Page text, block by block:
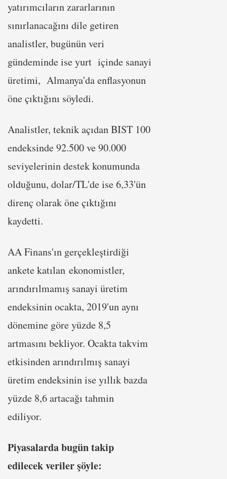
yatırımcıların zararlarının
sınırlanacağını dile getiren
analistler, bugünün veri
gündeminde ise yurt içinde sanayi
üretimi, Almanya'da enflasyonun
öne çıktığını söyledi.
Analistler, teknik açıdan BIST 100
endeksinde 92.500 ve 90.000
seviyelerinin destek konumunda
olduğunu, dolar/TL'de ise 6,33'ün
direnç olarak öne çıktığını
kaydetti.
AA Finans'ın gerçekleştirdiği
ankete katılan ekonomistler,
arındırılmamış sanayi üretim
endeksinin ocakta, 2019'un aynı
dönemine göre yüzde 8,5
artmasını bekliyor. Ocakta takvim
etkisinden arındırılmış sanayi
üretim endeksinin ise yıllık bazda
yüzde 8,6 artacağı tahmin
ediliyor.
Piyasalarda bugün takip
edilecek veriler şöyle: